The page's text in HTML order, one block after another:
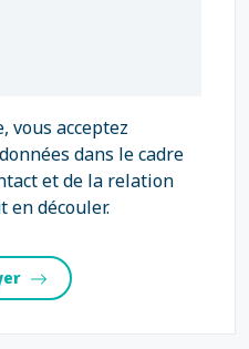
vous acceptez
dans le cadre
et de la relation
en découler.